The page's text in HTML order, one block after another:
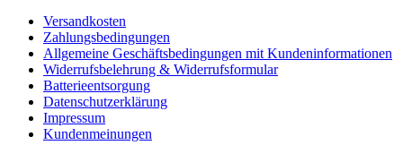
Versandkosten
Zahlungsbedingungen
Allgemeine Geschäftsbedingungen mit Kundeninformationen
Widerrufsbelehrung & Widerrufsformular
Batterieentsorgung
Datenschutzerklärung
Impressum
Kundenmeinungen